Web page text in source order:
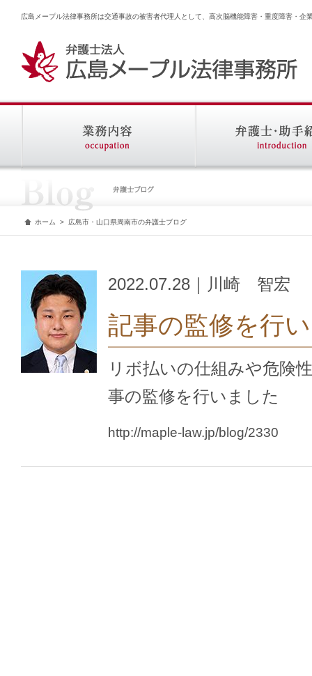
広島メープル法律事務所は交通事故の被害者代理人として、高次脳機能障害・重度障害・企
ホーム > 広島市・山口県周南市の弁護士ブログ
2022.07.28｜川崎 智宏
記事の監修を行
リボ払いの仕組みや危険
事の監修を行いました
http://maple-law.jp/blog/2330